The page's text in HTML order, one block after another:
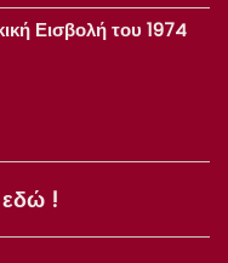
Εισβολή του 1974
!